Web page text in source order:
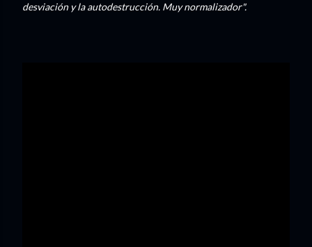
desviación y la autodestrucción. Muy normalizador".